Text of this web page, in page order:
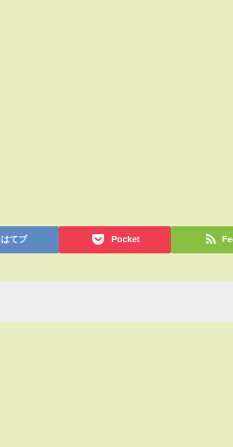
はてブ Pocket